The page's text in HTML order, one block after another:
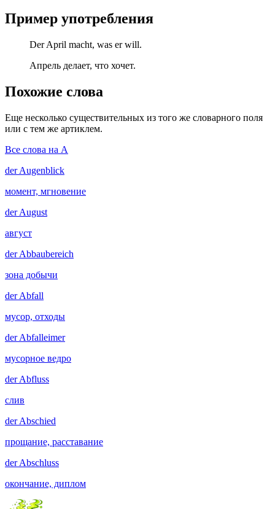
Пример употребления
Der April macht, was er will.
Апрель делает, что хочет.
Похожие слова
Еще несколько существительных из того же словарного поля
или с тем же артиклем.
Все слова на A
derAugenblick
момент, мгновение
derAugust
август
derAbbaubereich
зона добычи
derAbfall
мусор, отходы
derAbfalleimer
мусорное ведро
derAbfluss
слив
derAbschied
прощание, расставание
derAbschluss
окончание, диплом